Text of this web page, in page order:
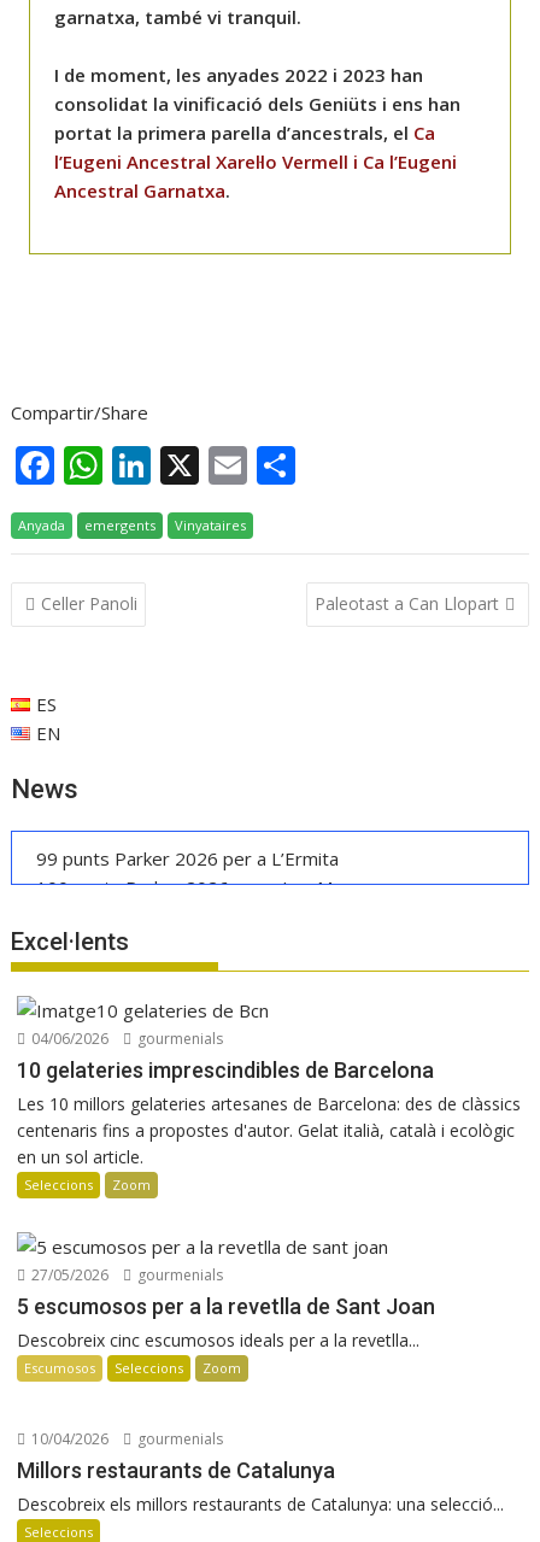
garnatxa, també vi tranquil.
I de moment, les anyades 2022 i 2023 han
consolidat la vinificació dels Geniüts i ens han
portat la primera parella d’ancestrals, el Ca
l’Eugeni Ancestral Xarel·lo Vermell i Ca l’Eugeni
Ancestral Garnatxa.
Compartir/Share
F
ac
e
b
o
k
W
h
at
s
A
Li
n
k
X E
m
ai m
p
ar
Anyada emergents Vinyataires
Navegació
d'entrades
Celler Panoli Paleotast a Can Llopart
ES
EN
News
99 punts Parker 2026 per a L’Ermita
100 punts Parker 2026 per a Les Manyes
La UE reconeix la IGP Pernil Cerretà
Verema al Penedès: vi, cava i gastronomia
Manuel Raventós Negra Magnum 2018
Excel·lents
04/06/2026 gourmenials
10 gelateries imprescindibles de Barcelona
Les 10 millors gelateries artesanes de Barcelona: des de clàssics
centenaris fins a propostes d'autor. Gelat italià, català i ecològic
en un sol article.
Seleccions Zoom
27/05/2026 gourmenials
5 escumosos per a la revetlla de Sant Joan
Descobreix cinc escumosos ideals per a la revetlla...
Escumosos Seleccions Zoom
10/04/2026 gourmenials
Millors restaurants de Catalunya
Descobreix els millors restaurants de Catalunya: una selecció...
Seleccions